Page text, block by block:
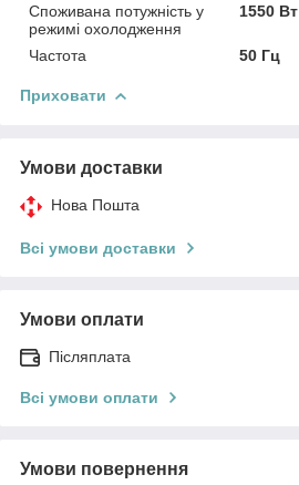
Споживана потужність у
режимі охолодження
1550 Вт
Частота 50 Гц
Приховати
Умови доставки
Нова Пошта
Всі умови доставки
Умови оплати
Післяплата
Всі умови оплати
Умови повернення